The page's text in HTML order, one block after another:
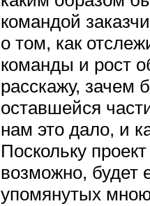
командой
о том, как
команды и рост
расскажу, зачем
оставшейся
нам это дало, и
Поскольку
возможно, будет
упомянутых